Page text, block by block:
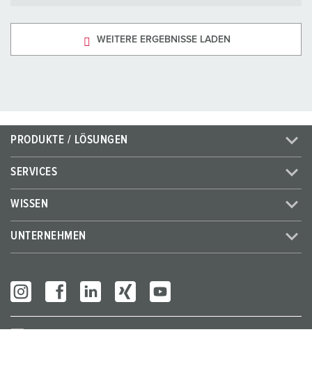
WEITERE ERGEBNISSE LADEN
PRODUKTE / LÖSUNGEN
SERVICES
WISSEN
UNTERNEHMEN